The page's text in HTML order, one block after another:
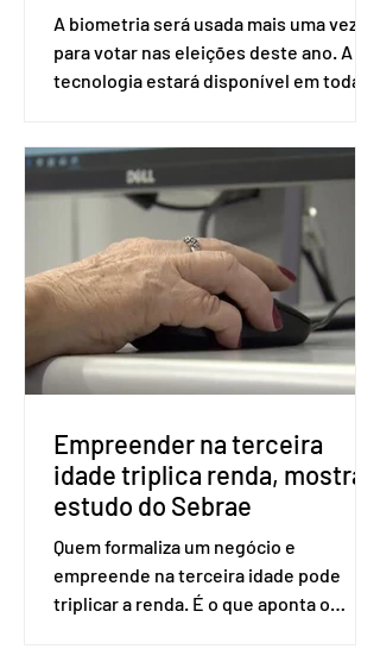
A biometria será usada mais uma vez
para votar nas eleições deste ano. A
tecnologia estará disponível em todas
Apesar da requisição, a biometria não é
obrigatória para exercer o direito ao
voto. Se o título estiver regular, o
eleitor pode votar mesmo sem ter
realizado esse cadastro. Neste caso,
será exigido o documento de
identificação para acesso à urna
eletrônica. Se a urna eletrônica não
reconh
Empreender na terceira
idade triplica renda, mostra
estudo do Sebrae
Quem formaliza um negócio e
empreende na terceira idade pode
triplicar a renda. É o que aponta o